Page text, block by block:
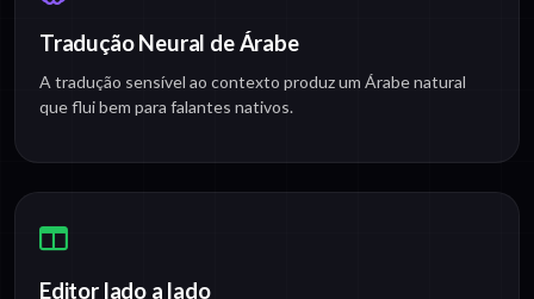
Tradução Neural de Árabe
A tradução sensível ao contexto produz um Árabe natural
que flui bem para falantes nativos.
Editor lado a lado